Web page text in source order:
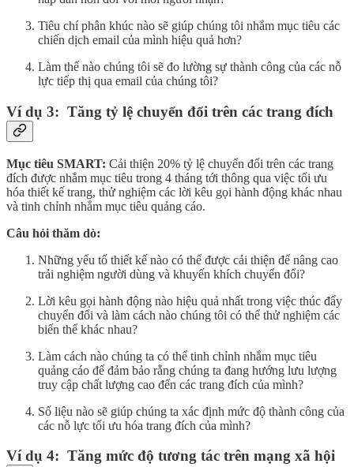
Tiêu chí phân khúc nào sẽ giúp chúng tôi nhắm mục tiêu các
chiến dịch email của mình hiệu quả hơn?
Làm thế nào chúng tôi sẽ đo lường sự thành công của các nỗ
lực tiếp thị qua email của chúng tôi?
Ví dụ 3: Tăng tỷ lệ chuyển đổi trên các trang đích
Mục tiêu SMART: Cải thiện 20% tỷ lệ chuyển đổi trên các trang
đích được nhắm mục tiêu trong 4 tháng tới thông qua việc tối ưu
hóa thiết kế trang, thử nghiệm các lời kêu gọi hành động khác nhau
và tinh chỉnh nhắm mục tiêu quảng cáo.
Câu hỏi thăm dò:
Những yếu tố thiết kế nào có thể được cải thiện để nâng cao
trải nghiệm người dùng và khuyến khích chuyển đổi?
Lời kêu gọi hành động nào hiệu quả nhất trong việc thúc đẩy
chuyển đổi và làm cách nào chúng tôi có thể thử nghiệm các
biến thể khác nhau?
Làm cách nào chúng ta có thể tinh chỉnh nhắm mục tiêu
quảng cáo để đảm bảo rằng chúng ta đang hướng lưu lượng
truy cập chất lượng cao đến các trang đích của mình?
Số liệu nào sẽ giúp chúng ta xác định mức độ thành công của
các nỗ lực tối ưu hóa trang đích của mình?
Ví dụ 4: Tăng mức độ tương tác trên mạng xã hội